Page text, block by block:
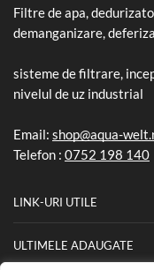
Filtre de apa,
demanganizare,
sisteme de filtrare,
nivelul de uz industrial
Email: shop@aqua-
Telefon : 0752 198 140
LINK-URI UTILE
ULTIMELE ADAUGATE